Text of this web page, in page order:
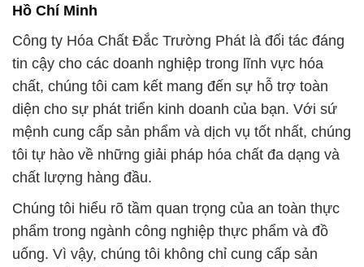
diện cho sự phát triển kinh doanh của bạn. Với sứ
mệnh cung cấp sản phẩm và dịch vụ tốt nhất, chúng
tôi tự hào về những giải pháp hóa chất đa dạng và
chất lượng hàng đầu.
Chúng tôi hiểu rõ tầm quan trọng của an toàn thực
phẩm trong ngành công nghiệp thực phẩm và đồ
uống. Vì vậy, chúng tôi không chỉ cung cấp sản
phẩm hóa chất chất lượng mà còn chú trọng vào
việc đảm bảo an toàn và tuân thủ các tiêu chuẩn an
toàn thực phẩm.
Với đội ngũ nhân viên chuyên nghiệp và tận tâm,